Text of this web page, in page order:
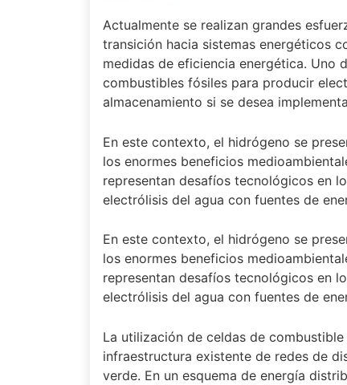
Actualmente se realizan grandes
transición hacia sistemas energéticos
medidas de eficiencia energética. Uno
combustibles fósiles para producir
almacenamiento si se desea
En este contexto, el hidrógeno se
los enormes beneficios
representan desafíos tecnológicos en
electrólisis del agua con fuentes de
En este contexto, el hidrógeno se
los enormes beneficios
representan desafíos tecnológicos en
electrólisis del agua con fuentes de
La utilización de celdas de
infraestructura existente de redes de
verde. En un esquema de energía